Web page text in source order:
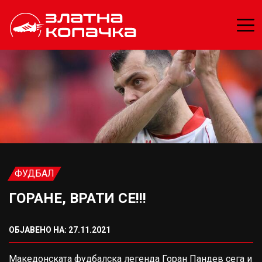
ФУДБАЛ
ГОРАНЕ, ВРАТИ СЕ!!!
ОБЈАВЕНО НА: 27.11.2021
Македонската фудбалска легенда Горан Пандев сега и